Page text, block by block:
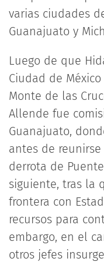
varias ciudades
Guanajuato y
Luego de que
Ciudad de
Monte de las
Allende fue
Guanajuato,
antes de
derrota de
siguiente, tras la
frontera con
recursos para
embargo, en el
otros jefes